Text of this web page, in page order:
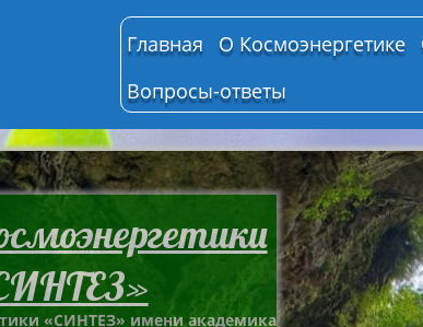
Главная О Космоэнергетике
Вопросы-ответы
«СИНТЕЗ» имени академика